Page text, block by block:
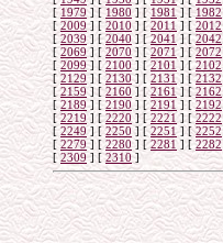
[1979] [ 1980 ] [1981 ] [1982
[2009] [ 2010 ] [2011 ] [2012
[ 2039 ] [2040 ] [2041 ] [2042
[ 2069] [ 2070 ] [2071] [2072
[ 2099] [ 2100 ] [2101 ] [2102
[ 2129] [2130] [ 2131 ] [2132
[2159] [2160] [2161] [2162
[2189] [2190 ] [2191 ] [2192
[2219 ] [2220 ] [ 2221 ] [2222
[ 2249] [ 2250 ] [2251] [2252
[ 2279] [ 2280] [2281 ] [2282
[2309 ] [2310]